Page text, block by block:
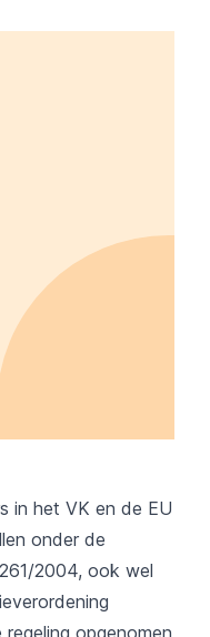
in het VK en de EU
onder de
2004, ook wel
opgenomen